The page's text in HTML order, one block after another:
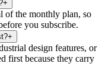
+
of the monthly plan, so
you subscribe.
+
design features, or
first because they carry